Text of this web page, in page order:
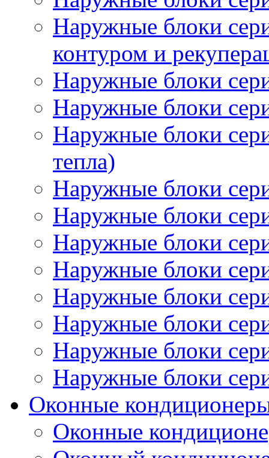
Наружные блоки
контуром и
Наружные блоки
Наружные блоки
Наружные блоки
тепла)
Наружные блоки
Наружные блоки
Наружные блоки
Наружные блоки
Наружные блоки
Наружные блоки
Наружные блоки
Наружные блоки
Оконные
Оконные